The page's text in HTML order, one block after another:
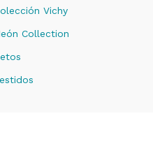
Vichy
Collection